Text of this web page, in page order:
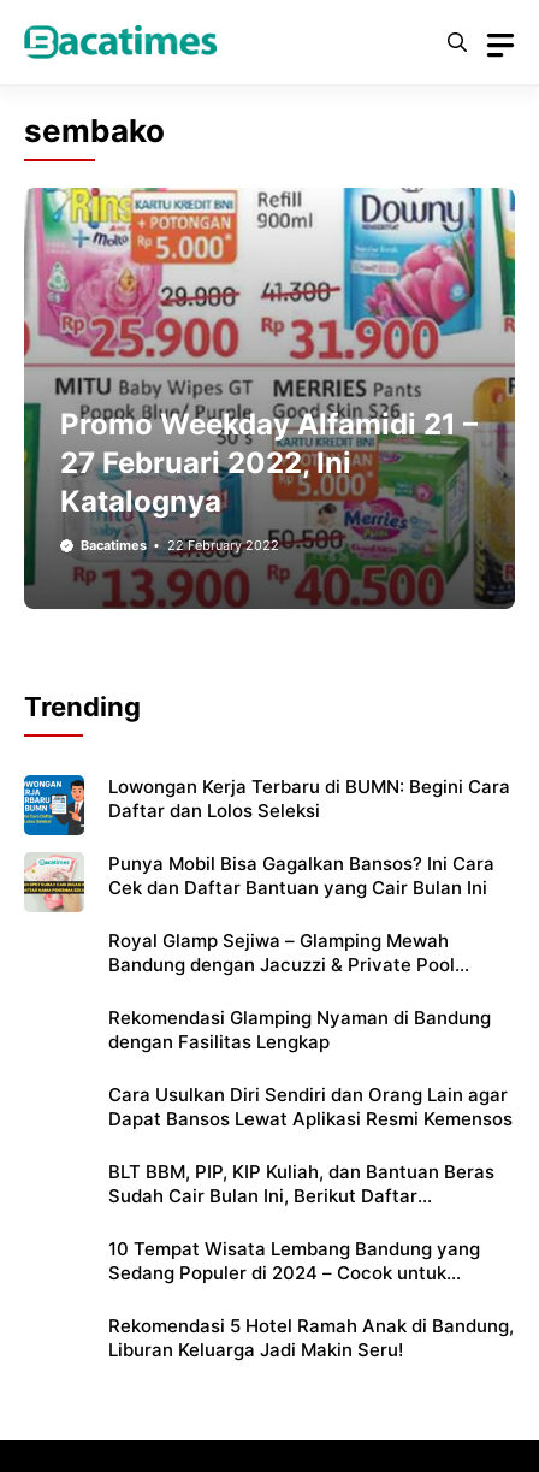
sembako
Promo Weekday Alfamidi 21 –
27 Februari 2022, Ini
Katalognya
Bacatimes 22 February 2022
Trending
Lowongan Kerja Terbaru di BUMN: Begini Cara
Daftar dan Lolos Seleksi
Punya Mobil Bisa Gagalkan Bansos? Ini Cara
Cek dan Daftar Bantuan yang Cair Bulan Ini
Royal Glamp Sejiwa – Glamping Mewah
Bandung dengan Jacuzzi & Private Pool
Rekomendasi Glamping Nyaman di Bandung
dengan Fasilitas Lengkap
Cara Usulkan Diri Sendiri dan Orang Lain agar
Dapat Bansos Lewat Aplikasi Resmi Kemensos
BLT BBM, PIP, KIP Kuliah, dan Bantuan Beras
Sudah Cair Bulan Ini, Berikut Daftar
10 Tempat Wisata Lembang Bandung yang
Sedang Populer di 2024 – Cocok untuk
Rekomendasi 5 Hotel Ramah Anak di Bandung,
Liburan Keluarga Jadi Makin Seru!